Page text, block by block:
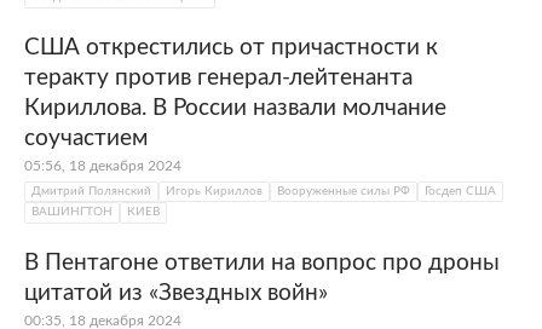
США открестились от причастности к
теракту против генерал-лейтенанта
Кириллова. В России назвали молчание
соучастием
05:56, 18 декабря 2024
Дмитрий Полянский Игорь Кириллов Вооруженные силы РФ
Госдеп США
ВАШИНГТОН
КИЕВ
В Пентагоне ответили на вопрос про дроны
цитатой из «Звездных войн»
00:35, 18 декабря 2024